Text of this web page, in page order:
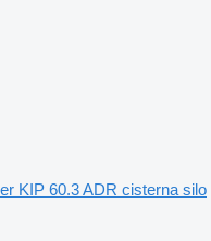
KIP 60.3 ADR cisterna silo